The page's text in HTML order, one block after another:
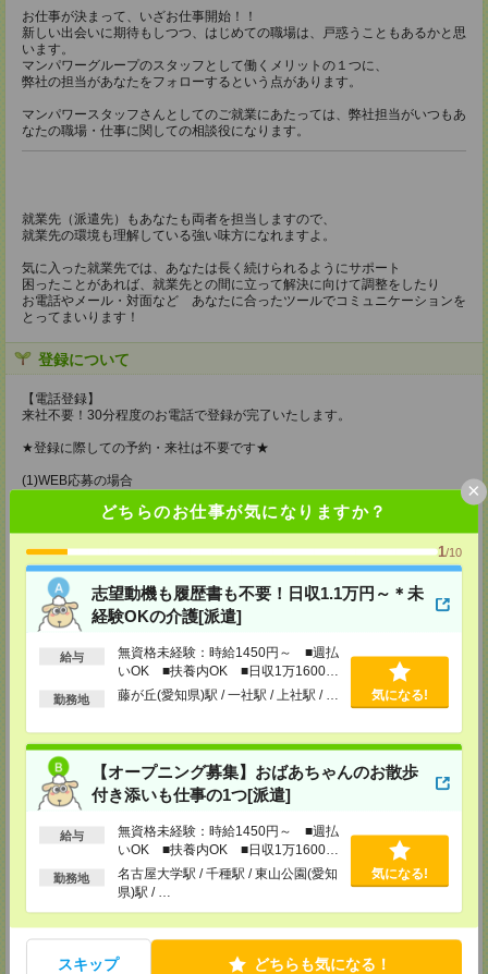
どちらのお仕事が気になりますか？
1/10
志望動機も履歴書も不要！日収1.1万円～＊未
経験OKの介護[派遣]
給与
無資格未経験：時給1450円～ ■週払
いOK ■扶養内OK ■日収1万1600円
以上
勤務地 藤が丘(愛知県)駅 / 一社駅 / 上社駅 / … 気になる!
【オープニング募集】おばあちゃんのお散歩
付き添いも仕事の1つ[派遣]
給与
無資格未経験：時給1450円～ ■週払
いOK ■扶養内OK ■日収1万1600円
以上
勤務地
名古屋大学駅 / 千種駅 / 東山公園(愛知
県)駅 / …
気になる!
スキップ どちらも気になる！
×
お仕事が決まって、いざお仕事開始！！
新しい出会いに期待もしつつ、はじめての職場は、戸惑うこともあるかと思
います。
マンパワーグループのスタッフとして働くメリットの１つに、
弊社の担当があなたをフォローするという点があります。
マンパワースタッフさんとしてのご就業にあたっては、弊社担当がいつもあ
なたの職場・仕事に関しての相談役になります。
就業先（派遣先）もあなたも両者を担当しますので、
就業先の環境も理解している強い味方になれますよ。
気に入った就業先では、あなたは長く続けられるようにサポート
困ったことがあれば、就業先との間に立って解決に向けて調整をしたり
お電話やメール・対面など あなたに合ったツールでコミュニケーションを
とってまいります！
登録について
【電話登録】
来社不要！30分程度のお電話で登録が完了いたします。
★登録に際しての予約・来社は不要です★
(1)WEB応募の場合
ご応募頂いた後、案内メールをお送りしますので
内容をご確認ください。
(2)電話応募の場合
お時間のあるときにお電話にてご応募いただければ
その場で登録も可能です。
持ち物
【電話登録】
弊社HPよりマイページ作成をお願いします
電話での登録の際に、マイページ作成をいただいた旨をお伝えください。
【電話登録】30分程度
・経験やご希望などをインタビュー
・お仕事のご紹介など
〒460-0008
名古屋市中区栄 2-3-1 名古屋広小路ビルヂング 5F
TEL：0120-503-713
MAIL：CS_NAGOYA@manpowergroup.jp